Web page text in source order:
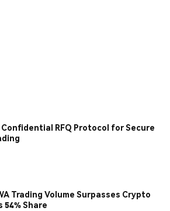
RFQ Protocol for Secure
Trading Volume Surpasses Crypto
54% Share